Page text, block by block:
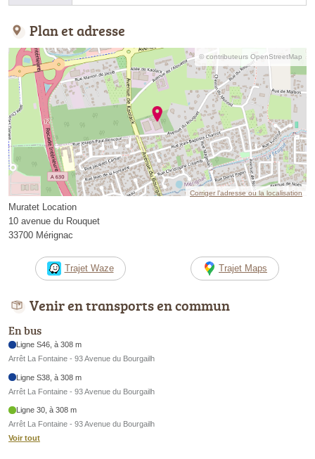
Plan et adresse
© contributeurs OpenStreetMap
Corriger l’adresse ou la localisation
Muratet Location
10 avenue du Rouquet
33700 Mérignac
Trajet Waze Trajet Maps
Venir en transports en commun
En bus
Ligne S46, à 308 m
Arrêt La Fontaine - 93 Avenue du Bourgailh
Ligne S38, à 308 m
Arrêt La Fontaine - 93 Avenue du Bourgailh
Ligne 30, à 308 m
Arrêt La Fontaine - 93 Avenue du Bourgailh
Voir tout